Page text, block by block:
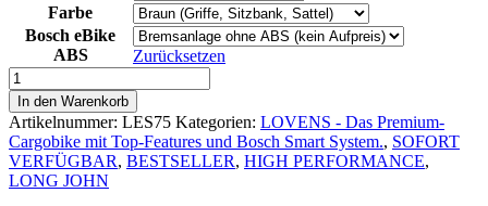
Farbe
Bosch eBike
ABS
Zurücksetzen
Lovens
Explorer
S75
Menge
In den Warenkorb
Artikelnummer: LES75 Kategorien: LOVENS - Das Premium-
Cargobike mit Top-Features und Bosch Smart System., SOFORT
VERFÜGBAR, BESTSELLER, HIGH PERFORMANCE,
LONG JOHN